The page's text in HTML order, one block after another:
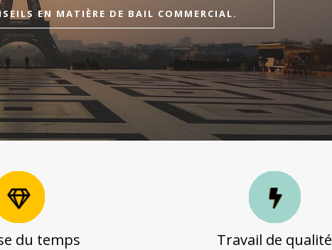
EN MATIÈRE DE BAIL COMMERCIAL.
du temps Travail de qualité